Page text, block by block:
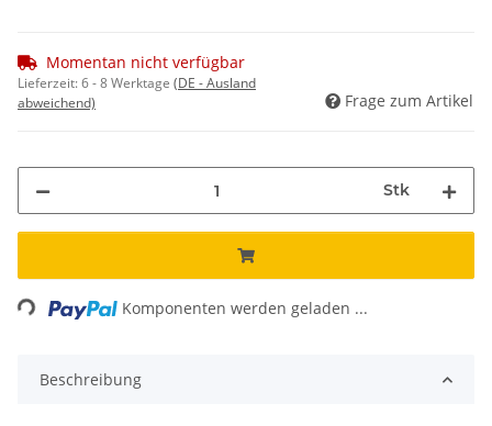
Momentan nicht verfügbar
Lieferzeit:6 - 8 Werktage (DE - Ausland
abweichend)
Frage zum Artikel
Stk
Komponenten werden geladen ...
Beschreibung